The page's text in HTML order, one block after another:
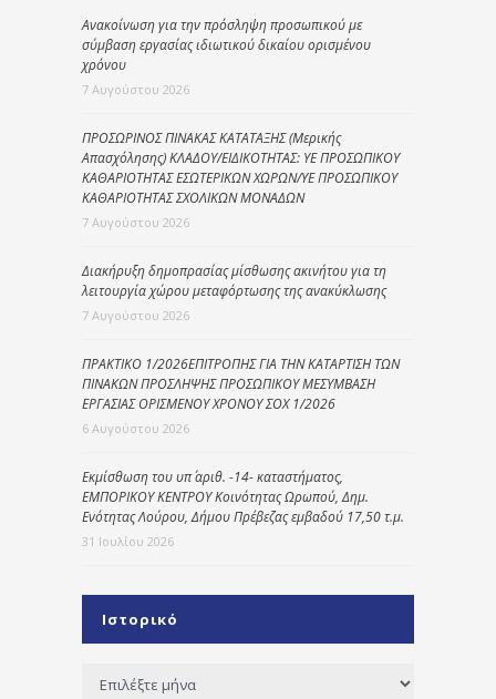
Ανακοίνωση για την πρόσληψη προσωπικού με
σύμβαση εργασίας ιδιωτικού δικαίου ορισμένου
χρόνου
7 Αυγούστου 2026
ΠΡΟΣΩΡΙΝΟΣ ΠΙΝΑΚΑΣ ΚΑΤΑΤΑΞΗΣ (Μερικής
Απασχόλησης) ΚΛΑΔΟΥ/ΕΙΔΙΚΟΤΗΤΑΣ: ΥΕ ΠΡΟΣΩΠΙΚΟΥ
ΚΑΘΑΡΙΟΤΗΤΑΣ ΕΣΩΤΕΡΙΚΩΝ ΧΩΡΩΝ/ΥΕ ΠΡΟΣΩΠΙΚΟΥ
ΚΑΘΑΡΙΟΤΗΤΑΣ ΣΧΟΛΙΚΩΝ ΜΟΝΑΔΩΝ
7 Αυγούστου 2026
Διακήρυξη δημοπρασίας μίσθωσης ακινήτου για τη
λειτουργία χώρου μεταφόρτωσης της ανακύκλωσης
7 Αυγούστου 2026
ΠΡΑΚΤΙΚΟ 1/2026ΕΠΙΤΡΟΠΗΣ ΓΙΑ ΤΗΝ ΚΑΤΑΡΤΙΣΗ ΤΩΝ
ΠΙΝΑΚΩΝ ΠΡΟΣΛΗΨΗΣ ΠΡΟΣΩΠΙΚΟΥ ΜΕΣΥΜΒΑΣΗ
ΕΡΓΑΣΙΑΣ ΟΡΙΣΜΕΝΟΥ ΧΡΟΝΟΥ ΣΟΧ 1/2026
6 Αυγούστου 2026
Εκμίσθωση του υπ΄ αριθ. -14- καταστήματος,
ΕΜΠΟΡΙΚΟΥ ΚΕΝΤΡΟΥ Κοινότητας Ωρωπού, Δημ.
Ενότητας Λούρου, Δήμου Πρέβεζας εμβαδού 17,50 τ.μ.
31 Ιουλίου 2026
Ιστορικό
Ιστορικό